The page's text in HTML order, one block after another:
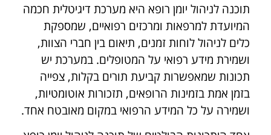
תוכנה לניהול יומן רופא היא מערכת דיגיטלית חכמה
המיועדת למרפאות ומרכזים רפואיים, שמספקת
כלים לניהול לוחות זמנים, תיאום בין חברי הצוות,
ושמירת מידע רפואי על המטופלים. במערכת יש
תכונות שמאפשרות קביעת תורים בקלות, צפייה
בזמן אמת בזמינות הרופאים, תזכורות אוטומטיות,
ושמירה על כל המידע הרפואי במקום מאובטח אחד.